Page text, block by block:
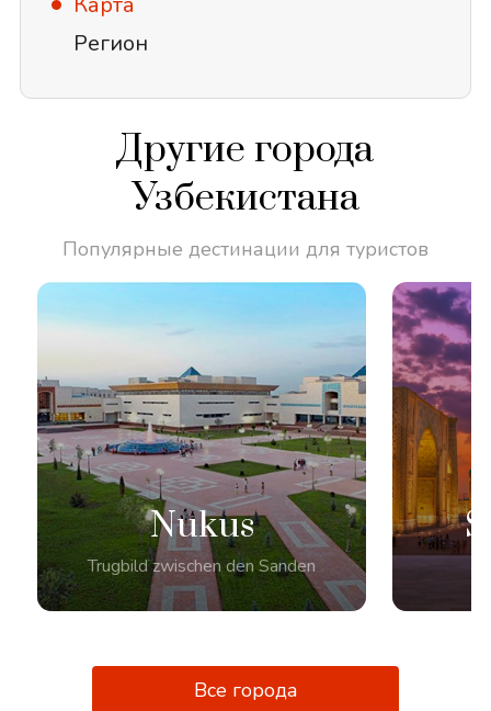
Регион
Другие города
Узбекистана
Популярные дестинации для туристов
Nukus
Trugbild zwischen den Sanden
Все города